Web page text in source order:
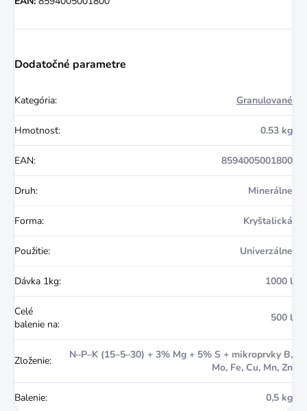
Dodatočné parametre
Kategória: Granulované
Hmotnosť: 0.53 kg
EAN: 8594005001800
Druh: Minerálne
Forma: Kryštalická
Použitie: Univerzálne
Dávka 1kg: 1000 l
Celé
balenie na:
500 l
Zloženie:
N–P–K (15–5–30) + 3% Mg + 5% S + mikroprvky B,
Mo, Fe, Cu, Mn, Zn
Balenie: 0,5 kg